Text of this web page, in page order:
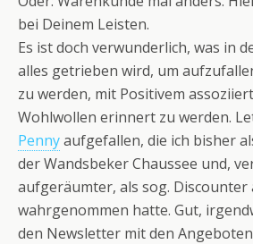
bei Deinem Leisten.
Es ist doch verwunderlich, was in
alles getrieben wird, um
zu werden, mit Positivem
Wohlwollen erinnert zu werden.
Pennyaufgefallen, die ich bisher
der Wandsbeker Chaussee und,
aufgeräumter, als sog.
wahrgenommen hatte. Gut,
den Newsletter mit den